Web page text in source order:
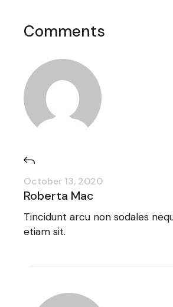
Comments
October 13, 2020
Roberta Mac
Tincidunt arcu non sodales
etiam sit.